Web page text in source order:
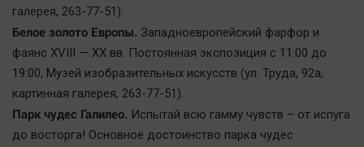
галерея, 263-77-51).
Белое золото Европы. Западноевропейский фарфор и
фаянс XVIII — XX вв. Постоянная экспозиция с 11:00 до
19:00, Mузей изобразительных искусств (ул. Труда, 92а,
картинная галерея, 263-77-51).
Парк чудес Галилео. Испытай всю гамму чувств – от испуга
до восторга! Основное достоинство парка чудес